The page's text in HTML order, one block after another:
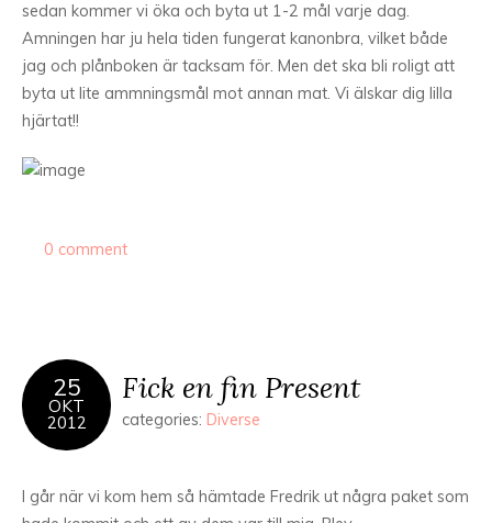
sedan kommer vi öka och byta ut 1-2 mål varje dag.
Amningen har ju hela tiden fungerat kanonbra, vilket både
jag och plånboken är tacksam för. Men det ska bli roligt att
byta ut lite ammningsmål mot annan mat. Vi älskar dig lilla
hjärtat!!
0 comment
25
OKT
2012
Fick en fin Present
categories: Diverse
I går när vi kom hem så hämtade Fredrik ut några paket som